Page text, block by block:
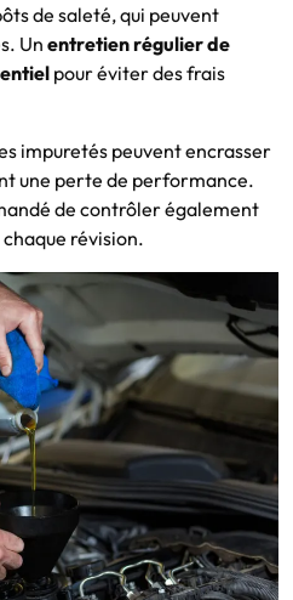
de saleté, qui peuvent
Un entretien régulier de
pour éviter des frais
impuretés peuvent encrasser
une perte de performance.
de contrôler également
révision.